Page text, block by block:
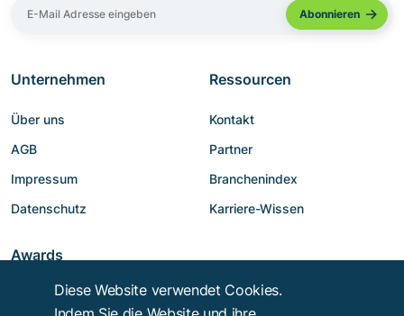
Unternehmen
Über uns
AGB
Impressum
Datenschutz
Ressourcen
Kontakt
Partner
Branchenindex
Karriere-Wissen
Awards
Diese Website verwendet Cookies.